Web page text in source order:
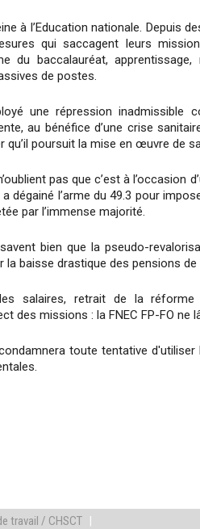
à l’Education nationale. Depuis
qui saccagent leurs
du baccalauréat,
de postes.
une répression inadmissible
au bénéfice d’une crise
qu’il poursuit la mise en œuvre de
pas que c’est à l’occasion
a dégainé l’arme du 49.3 pour
par l’immense majorité.
bien que la pseudo-
la baisse drastique des pensions
salaires, retrait de la
des missions : la FNEC FP-FO ne
condamnera toute tentative
travail / CHSCT |